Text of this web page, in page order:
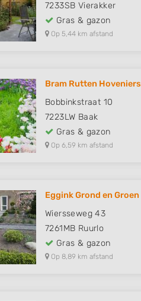
7233SB Vierakker
Gras & gazon
Op 5,44 km afstand
Bram Rutten Hoveniers
Bobbinkstraat 10
7223LW Baak
Gras & gazon
Op 6,59 km afstand
Eggink Grond en Groen
Wiersseweg 43
7261MB Ruurlo
Gras & gazon
Op 8,89 km afstand